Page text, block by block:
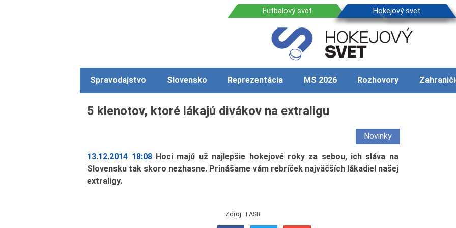
Spravodajstvo Slovensko Reprezentácia MS 2026 Rozhovory
5 klenotov, ktoré lákajú divákov na extraligu
Novinky
13.12.2014 18:08 Hoci majú už najlepšie hokejové roky za sebou, ich sláva na
Slovensku tak skoro nezhasne. Prinášame vám rebríček najväčších lákadiel našej
extraligy.
Zdroj: TASR